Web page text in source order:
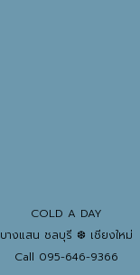
COLD A DAY
บางแสน ชลบุรี ❆ เชียงใหม่
Call 095-646-9366